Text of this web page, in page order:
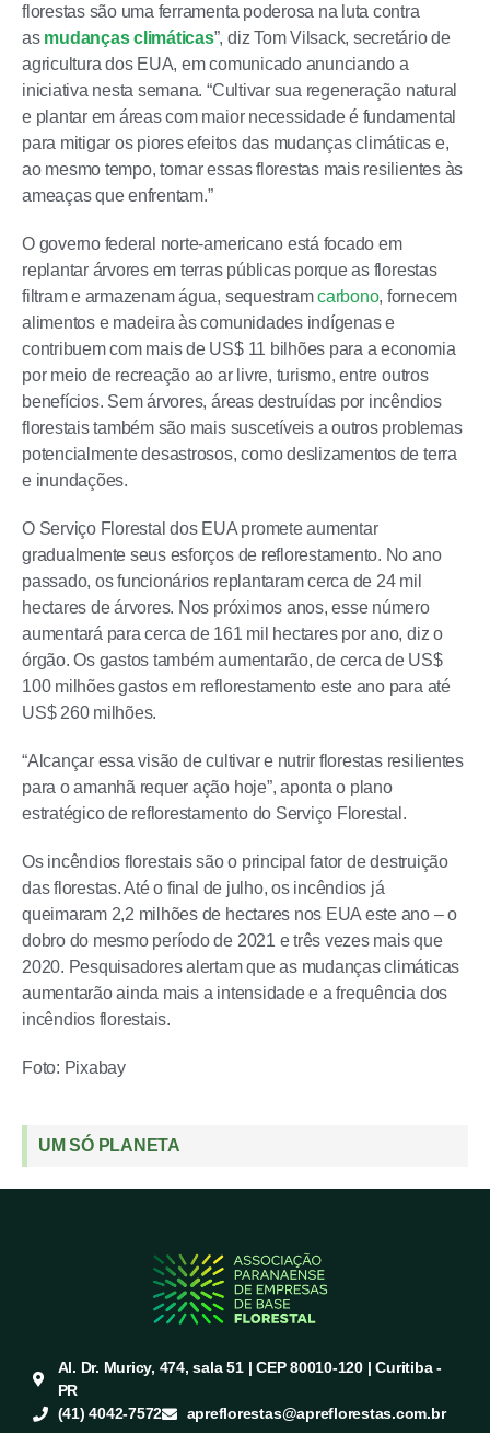
florestas são uma ferramenta poderosa na luta contra
as mudanças climáticas”, diz Tom Vilsack, secretário de
agricultura dos EUA, em comunicado anunciando a
iniciativa nesta semana. “Cultivar sua regeneração natural
e plantar em áreas com maior necessidade é fundamental
para mitigar os piores efeitos das mudanças climáticas e,
ao mesmo tempo, tornar essas florestas mais resilientes às
ameaças que enfrentam.”
O governo federal norte-americano está focado em
replantar árvores em terras públicas porque as florestas
filtram e armazenam água, sequestramcarbono, fornecem
alimentos e madeira às comunidades indígenas e
contribuem com mais de US$ 11 bilhões para a economia
por meio de recreação ao ar livre, turismo, entre outros
benefícios. Sem árvores, áreas destruídas por incêndios
florestais também são mais suscetíveis a outros problemas
potencialmente desastrosos, como deslizamentos de terra
e inundações.
O Serviço Florestal dos EUA promete aumentar
gradualmente seus esforços de reflorestamento. No ano
passado, os funcionários replantaram cerca de 24 mil
hectares de árvores. Nos próximos anos, esse número
aumentará para cerca de 161 mil hectares por ano, diz o
órgão. Os gastos também aumentarão, de cerca de US$
100 milhões gastos em reflorestamento este ano para até
US$ 260 milhões.
“Alcançar essa visão de cultivar e nutrir florestas resilientes
para o amanhã requer ação hoje”, aponta o plano
estratégico de reflorestamento do Serviço Florestal.
Os incêndios florestais são o principal fator de destruição
das florestas. Até o final de julho, os incêndios já
queimaram 2,2 milhões de hectares nos EUA este ano – o
dobro do mesmo período de 2021 e três vezes mais que
2020. Pesquisadores alertam que as mudanças climáticas
aumentarão ainda mais a intensidade e a frequência dos
incêndios florestais.
Foto: Pixabay
UM SÓ PLANETA
Al. Dr. Muricy, 474, sala 51 | CEP 80010-120 | Curitiba -
PR
(41) 4042-7572
apreflorestas@apreflorestas.com.br